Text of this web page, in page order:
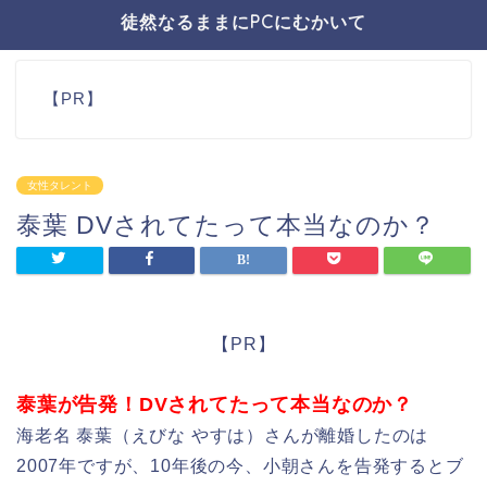
徒然なるままにPCにむかいて
【PR】
女性タレント
泰葉 DVされてたって本当なのか？
【PR】
泰葉が告発！DVされてたって本当なのか？
海老名 泰葉（えびな やすは）さんが離婚したのは
2007年ですが、10年後の今、小朝さんを告発するとブ